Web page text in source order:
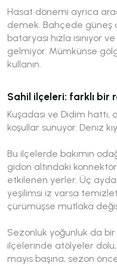
Hasat dönemi ayrıca
demek. Bahçede güneş
bataryası hızla ısınıyor
gelmiyor. Mümkünse
kullanın.
Sahil ilçeleri: farklı bir
Kuşadası ve Didim
koşullar sunuyor. Deniz
Bu ilçelerde bakımın
gidon altındaki
etkilenen yerler. Üç
yeşilimsi iz varsa
çürümüşse mutlaka
Sezonluk yoğunluk da
ilçelerinde atölyeler dolu,
mayıs başına, sezon